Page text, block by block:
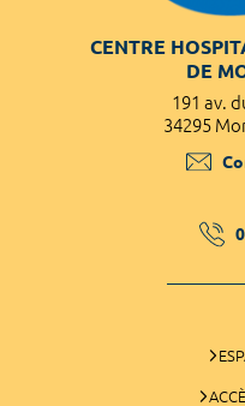
CENTRE
DE
191 av.
34295